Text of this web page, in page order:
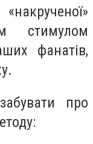
стимулом
фанатів,
про